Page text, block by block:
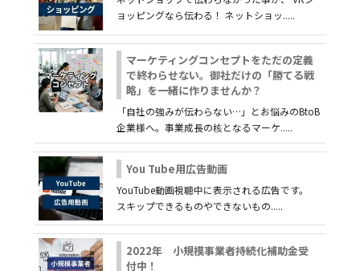
ョッピングなら伝わる！ ネットショッ.....
マーケティングコンセプトをただの定義
で終わらせない。御社だけの「勝てる戦
略」を一緒に作りませんか？
「自社の強みが伝わらない…」とお悩みのBtoB
企業様へ。事業成長の核となるマーケ.....
You Tube用広告動画
YouTube動画視聴中に表示される広告です。
スキップできるものやできないもの.....
2022年 小規模事業者持続化補助金受
付中！